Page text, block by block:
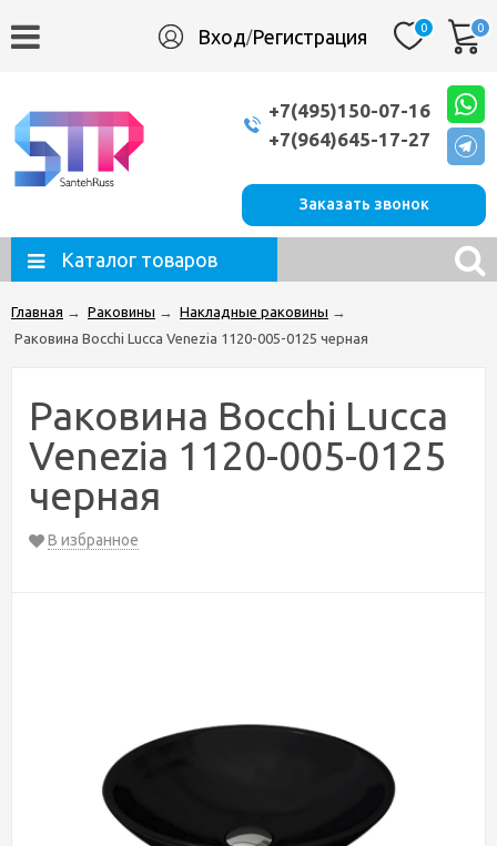
Вход/Регистрация 0 0
+7(495)150-07-16
+7(964)645-17-27
Заказать звонок
Каталог товаров
Главная → Раковины → Накладные раковины →
Раковина Bocchi Lucca Venezia 1120-005-0125 черная
Раковина Bocchi Lucca
Venezia 1120-005-0125
черная
В избранное